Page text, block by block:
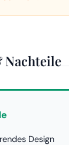
Nachteile
Design